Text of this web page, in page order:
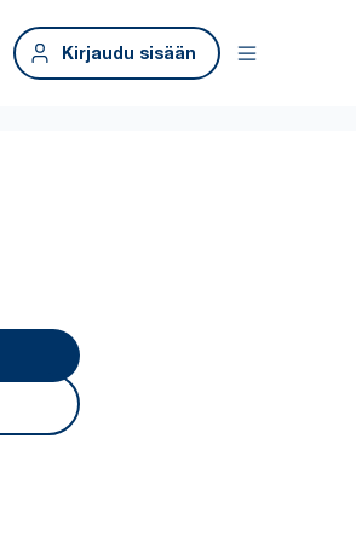
Kirjaudu sisään